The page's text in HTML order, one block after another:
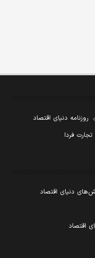
روزنامه دنیای اقتصاد
فردا
دنیای اقتصاد
اقتصاد